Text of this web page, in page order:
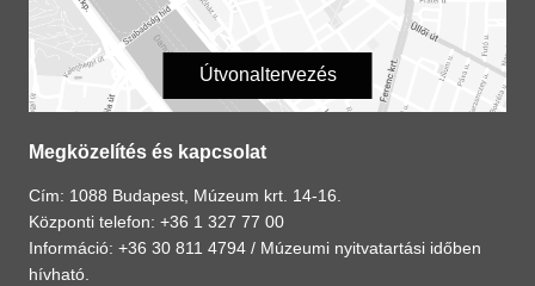
Útvonaltervezés
Megközelítés és kapcsolat
Cím: 1088 Budapest, Múzeum krt. 14-16.
Központi telefon: +36 1 327 77 00
Információ: +36 30 811 4794 / Múzeumi nyitvatartási időben
hívható.